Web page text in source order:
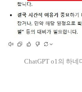
ChatGPT o1의 하